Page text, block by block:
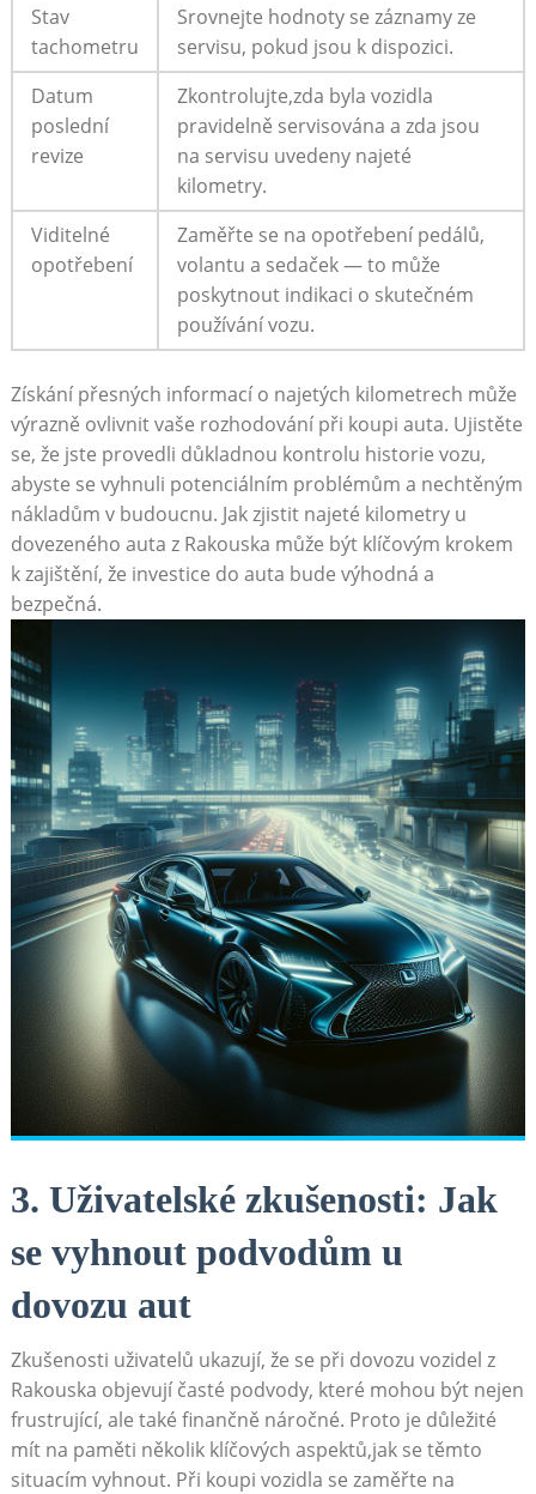
Stav
tachometru
Srovnejte hodnoty se záznamy ze
servisu, pokud jsou k dispozici.
Datum
poslední
revize
Zkontrolujte,zda byla vozidla
pravidelně servisována a zda jsou
na servisu uvedeny najeté
kilometry.
Viditelné
opotřebení
Zaměřte se na opotřebení pedálů,
volantu a sedaček — to může
poskytnout indikaci o skutečném
používání vozu.
Získání přesných informací o najetých kilometrech může
výrazně ovlivnit vaše rozhodování při koupi auta. Ujistěte
se, že jste provedli důkladnou kontrolu historie vozu,
abyste se vyhnuli potenciálním problémům a nechtěným
nákladům v budoucnu. Jak zjistit najeté kilometry u
dovezeného auta z Rakouska může být klíčovým krokem
k zajištění, že investice do auta bude výhodná a
bezpečná.
3. Uživatelské zkušenosti: Jak
se vyhnout podvodům u
dovozu aut
Zkušenosti uživatelů ukazují, že se při dovozu vozidel z
Rakouska objevují časté podvody, které mohou být nejen
frustrující, ale také finančně náročné. Proto je důležité
mít na paměti několik klíčových aspektů,jak se těmto
situacím vyhnout. Při koupi vozidla se zaměřte na